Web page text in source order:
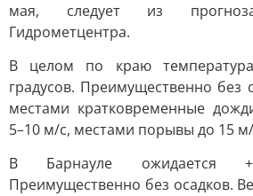
мая, следует из прогноза
Гидрометцентра.
В целом по краю температура
градусов. Преимущественно без
местами кратковременные
5–10 м/с, местами порывы до 15
В Барнауле ожидается
Преимущественно без осадков.